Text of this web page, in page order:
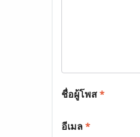
ชื่อผู้โพส*
อีเมล*